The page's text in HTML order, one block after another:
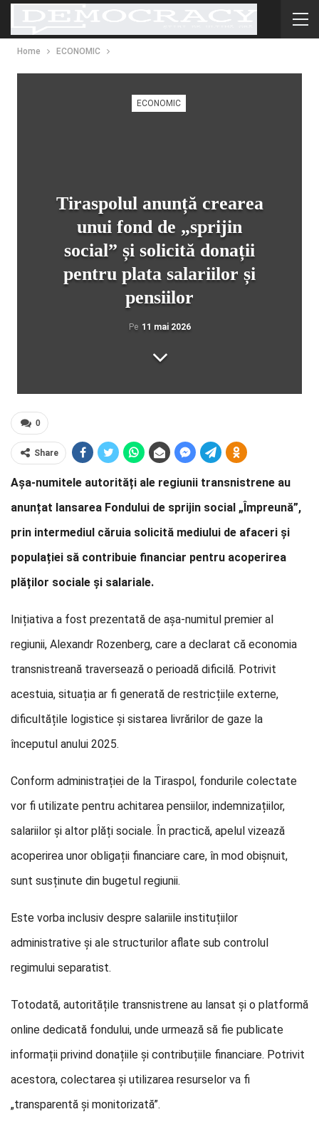
Home ECONOMIC
ECONOMIC
Tiraspolul anunță crearea
unui fond de „sprijin
social” și solicită donații
pentru plata salariilor și
pensiilor
Pe 11 mai 2026
0
Share
Așa-numitele autorități ale regiunii transnistrene au
anunțat lansarea Fondului de sprijin social „Împreună”,
prin intermediul căruia solicită mediului de afaceri și
populației să contribuie financiar pentru acoperirea
plăților sociale și salariale.
Inițiativa a fost prezentată de așa-numitul premier al
regiunii, Alexandr Rozenberg, care a declarat că economia
transnistreană traversează o perioadă dificilă. Potrivit
acestuia, situația ar fi generată de restricțiile externe,
dificultățile logistice și sistarea livrărilor de gaze la
începutul anului 2025.
Conform administrației de la Tiraspol, fondurile colectate
vor fi utilizate pentru achitarea pensiilor, indemnizațiilor,
salariilor și altor plăți sociale. În practică, apelul vizează
acoperirea unor obligații financiare care, în mod obișnuit,
sunt susținute din bugetul regiunii.
Este vorba inclusiv despre salariile instituțiilor
administrative și ale structurilor aflate sub controlul
regimului separatist.
Totodată, autoritățile transnistrene au lansat și o platformă
online dedicată fondului, unde urmează să fie publicate
informații privind donațiile și contribuțiile financiare. Potrivit
acestora, colectarea și utilizarea resurselor va fi
„transparentă și monitorizată”.